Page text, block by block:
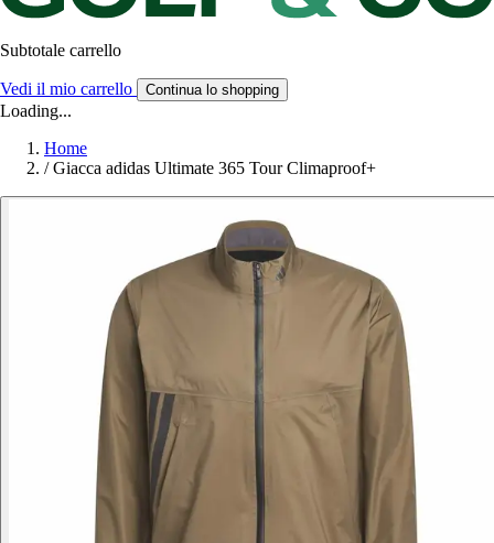
Subtotale carrello
Vedi il mio carrello Continua lo shopping
Loading...
Home
/ Giacca adidas Ultimate 365 Tour Climaproof+